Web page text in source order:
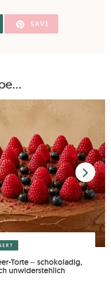
SAVE
Torte – schokoladig,
unwiderstehlich